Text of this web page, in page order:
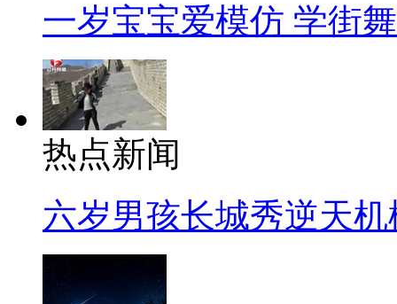
一岁宝宝爱模仿 学街
热点新闻
六岁男孩长城秀逆天机